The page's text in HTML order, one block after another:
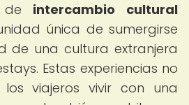
de intercambio cultural
única de sumergirse
de una cultura extranjera
Estas experiencias no
viajeros vivir con una